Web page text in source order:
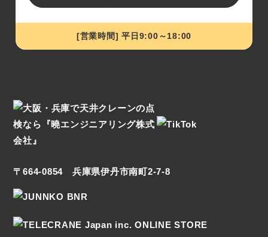
[営業時間] 平日9:00～18:00
〒664-0854 兵庫県伊丹市南町2-7-8